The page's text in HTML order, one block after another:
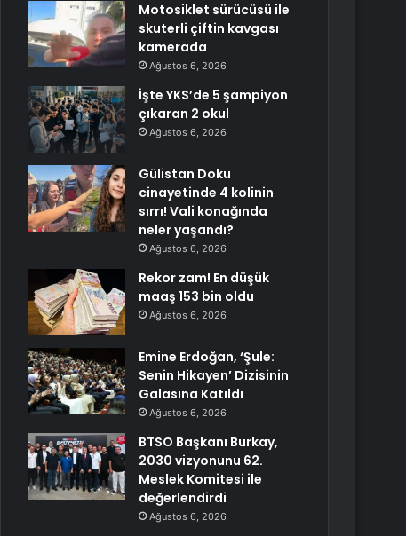
Motosiklet sürücüsü ile
skuterli çiftin kavgası
kamerada
Ağustos 6, 2026
İşte YKS’de 5 şampiyon
çıkaran 2 okul
Ağustos 6, 2026
Gülistan Doku
cinayetinde 4 kolinin
sırrı! Vali konağında
neler yaşandı?
Ağustos 6, 2026
Rekor zam! En düşük
maaş 153 bin oldu
Ağustos 6, 2026
Emine Erdoğan, ‘Şule:
Senin Hikayen’ Dizisinin
Galasına Katıldı
Ağustos 6, 2026
BTSO Başkanı Burkay,
2030 vizyonunu 62.
Meslek Komitesi ile
değerlendirdi
Ağustos 6, 2026